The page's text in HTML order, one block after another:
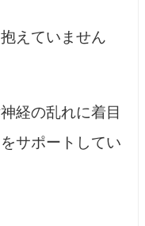
えていません
経の乱れに着目
サポートしてい